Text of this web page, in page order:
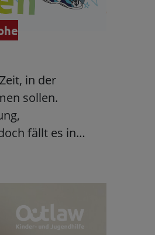
in der
sollen.
fällt es in…